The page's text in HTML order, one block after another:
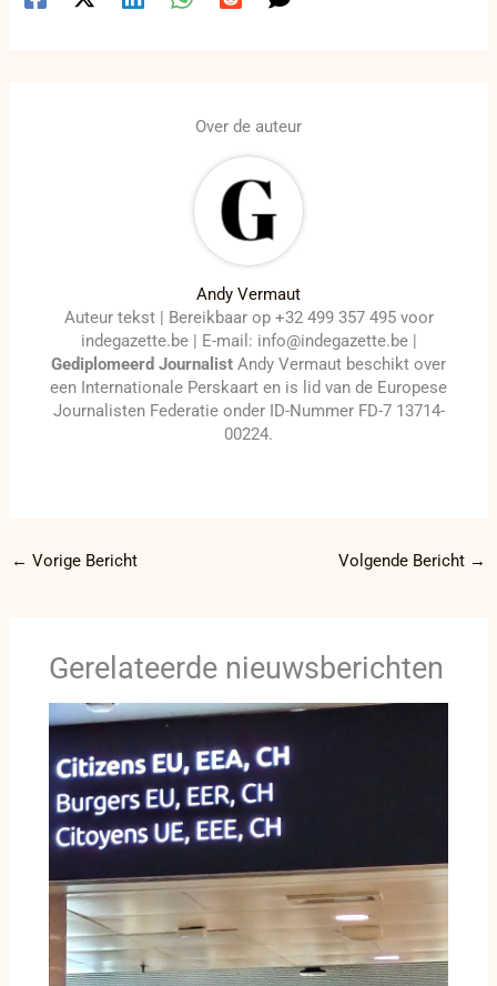
Over de auteur
Andy Vermaut
Auteur tekst | Bereikbaar op +32 499 357 495 voor
indegazette.be | E-mail: info@indegazette.be |
Gediplomeerd Journalist Andy Vermaut beschikt over
een Internationale Perskaart en is lid van de Europese
Journalisten Federatie onder ID-Nummer FD-7 13714-
00224.
← Vorige Bericht Volgende Bericht →
Gerelateerde nieuwsberichten